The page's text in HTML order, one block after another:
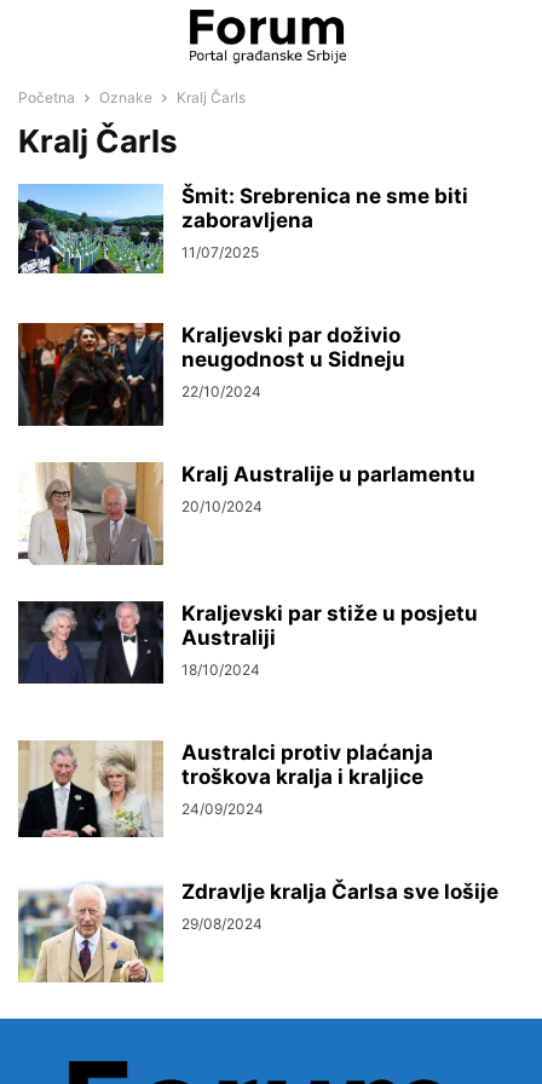
Početna Oznake Kralj Čarls
Kralj Čarls
Šmit: Srebrenica ne sme biti
zaboravljena
11/07/2025
Kraljevski par doživio
neugodnost u Sidneju
22/10/2024
Kralj Australije u parlamentu
20/10/2024
Kraljevski par stiže u posjetu
Australiji
18/10/2024
Australci protiv plaćanja
troškova kralja i kraljice
24/09/2024
Zdravlje kralja Čarlsa sve lošije
29/08/2024